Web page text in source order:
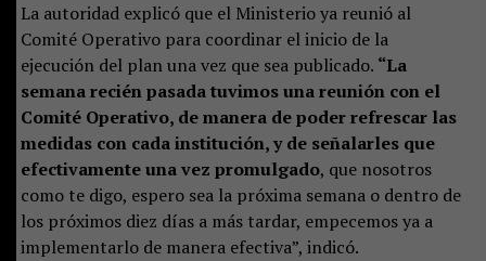
La autoridad explicó que el Ministerio ya reunió al
Comité Operativo para coordinar el inicio de la
ejecución del plan una vez que sea publicado. “La
semana recién pasada tuvimos una reunión con el
Comité Operativo, de manera de poder refrescar las
medidas con cada institución, y de señalarles que
efectivamente una vez promulgado, que nosotros
como te digo, espero sea la próxima semana o dentro de
los próximos diez días a más tardar, empecemos ya a
implementarlo de manera efectiva”, indicó.